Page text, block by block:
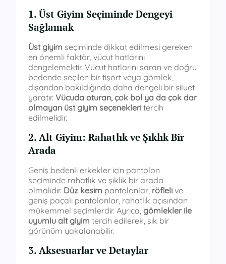
1. Üst Giyim Seçiminde Dengeyi
Sağlamak
Üst giyim seçiminde dikkat edilmesi gereken
en önemli faktör, vücut hatlarını
dengelemektir. Vücut hatlarını saran ve doğru
bedende seçilen bir tişört veya gömlek,
dışarıdan bakıldığında daha dengeli bir siluet
yaratır. Vücuda oturan, çok bol ya da çok dar
olmayan üst giyim seçenekleri tercih
edilmelidir.
2. Alt Giyim: Rahatlık ve Şıklık Bir
Arada
Geniş bedenli erkekler için pantolon
seçiminde rahatlık ve şıklık bir arada
olmalıdır. Düz kesim pantolonlar, röfleli ve
geniş paçalı pantolonlar, rahatlık açısından
mükemmel seçimlerdir. Ayrıca, gömlekler ile
uyumlu alt giyim tercih edilerek, şık bir
görünüm yakalanabilir.
3. Aksesuarlar ve Detaylar